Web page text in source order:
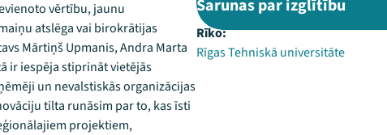
vērtību, jaunu
atslēga vai birokrātijas
Mārtiņš Upmanis, Andra Marta
ir iespēja stiprināt vietējās
un nevalstiskās organizācijas
tilta runāsim par to, kas īsti
projektiem,
Sarunas par izglītību
Rīko:
Rīgas Tehniskā universitāte